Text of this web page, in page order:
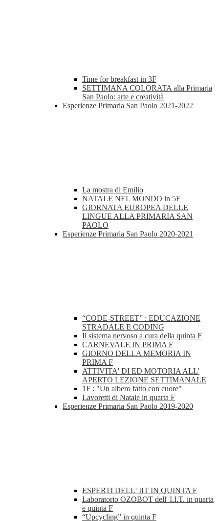
Time for breakfast in 3F
SETTIMANA COLORATA alla Primaria
San Paolo: arte e creatività
Esperienze Primaria San Paolo 2021-2022
La mostra di Emilio
NATALE NEL MONDO in 5F
GIORNATA EUROPEA DELLE
LINGUE ALLA PRIMARIA SAN
PAOLO
Esperienze Primaria San Paolo 2020-2021
“CODE-STREET” : EDUCAZIONE
STRADALE E CODING
Il sistema nervoso a cura della quinta F
CARNEVALE IN PRIMA F
GIORNO DELLA MEMORIA IN
PRIMA F
ATTIVITA' DI ED MOTORIA ALL'
APERTO LEZIONE SETTIMANALE
1F : "Un albero fatto con cuore"
Lavoretti di Natale in quarta F
Esperienze Primaria San Paolo 2019-2020
ESPERTI DELL' IIT IN QUINTA F
Laboratorio OZOBOT dell' I.I.T. in quarta
e quinta F
“Upcycling” in quinta F